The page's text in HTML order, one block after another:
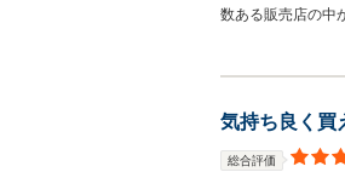
数ある販売店の中
気持ち良く買
総合評価